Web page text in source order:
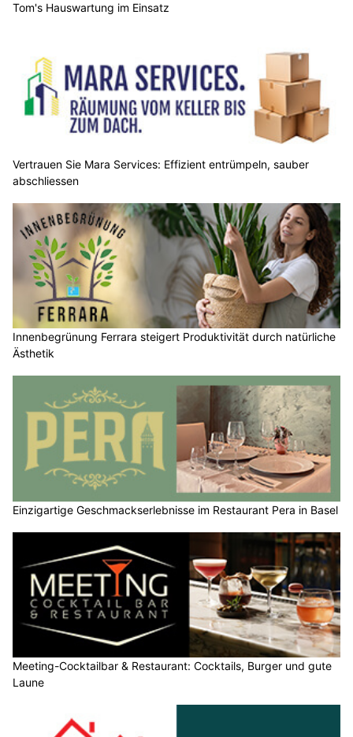
Tom's Hauswartung im Einsatz
Vertrauen Sie Mara Services: Effizient entrümpeln, sauber
abschliessen
Innenbegrünung Ferrara steigert Produktivität durch natürliche
Ästhetik
Einzigartige Geschmackserlebnisse im Restaurant Pera in Basel
Meeting-Cocktailbar & Restaurant: Cocktails, Burger und gute
Laune